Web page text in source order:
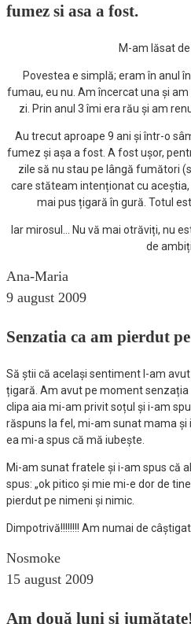
fumez si asa a fost.
M-am lăsat
Povestea e simplă; eram în anul
fumau, eu nu. Am încercat una și
zi. Prin anul 3 îmi era rău și am
Au trecut aproape 9 ani și într-o
fumez și așa a fost. A fost ușor,
zile să nu stau pe lângă fumători
care stăteam intenționat cu
mai pus țigară în gură. Totul
Iar mirosul… Nu vă mai otrăviți, nu
de
Ana-Maria
9 august 2009
Senzatia ca am pierdut
Să știi că același sentiment l-am
țigară. Am avut pe moment
clipa aia mi-am privit soțul și i-am
răspuns la fel, mi-am sunat mama și
ea mi-a spus că mă iubește.
Mi-am sunat fratele și i-am spus că
spus: „ok pitico și mie mi-e dor de
pierdut pe nimeni și nimic.
Dimpotrivă!!!!!!!! Am numai de câștigat.
Nosmoke
15 august 2009
Am două luni și